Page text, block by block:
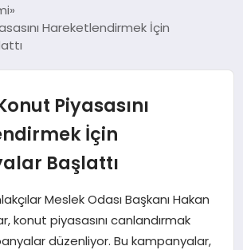
Hareketlendirmek İçin
Piyasasını
İçin
Başlattı
Meslek Odası Başkanı Hakan
konut piyasasını canlandırmak
düzenliyor. Bu kampanyalar,